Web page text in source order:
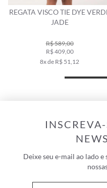
REGATA VISCO TIE DYE
JADE
R$ 589,00
R$ 409,00
8x de R$ 51,12
Deixe seu e-mail ao lado